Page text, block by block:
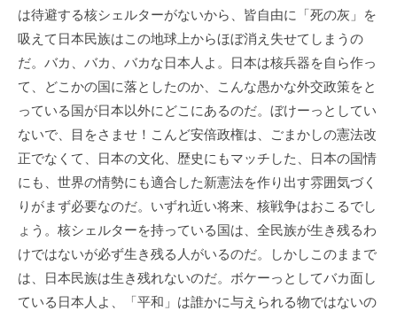
は待避する核シェルターがないから、皆自由に「死の灰」を
吸えて日本民族はこの地球上からほぼ消え失せてしまうの
だ。バカ、バカ、バカな日本人よ。日本は核兵器を自ら作っ
て、どこかの国に落としたのか、こんな愚かな外交政策をと
っている国が日本以外にどこにあるのだ。ぼけーっとしてい
ないで、目をさませ！こんど安倍政権は、ごまかしの憲法改
正でなくて、日本の文化、歴史にもマッチした、日本の国情
にも、世界の情勢にも適合した新憲法を作り出す雰囲気づく
りがまず必要なのだ。いずれ近い将来、核戦争はおこるでし
ょう。核シェルターを持っている国は、全民族が生き残るわ
けではないが必ず生き残る人がいるのだ。しかしこのままで
は、日本民族は生き残れないのだ。ボケーっとしてバカ面し
ている日本人よ、「平和」は誰かに与えられる物ではないの